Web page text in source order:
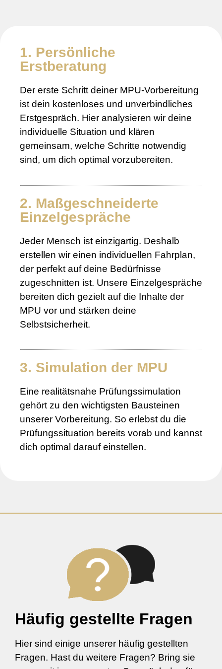
1. Persönliche
Erstberatung
Der erste Schritt deiner MPU-Vorbereitung
ist dein kostenloses und unverbindliches
Erstgespräch. Hier analysieren wir deine
individuelle Situation und klären
gemeinsam, welche Schritte notwendig
sind, um dich optimal vorzubereiten.
2. Maßgeschneiderte
Einzelgespräche
Jeder Mensch ist einzigartig. Deshalb
erstellen wir einen individuellen Fahrplan,
der perfekt auf deine Bedürfnisse
zugeschnitten ist. Unsere Einzelgespräche
bereiten dich gezielt auf die Inhalte der
MPU vor und stärken deine
Selbstsicherheit.
3. Simulation der MPU
Eine realitätsnahe Prüfungssimulation
gehört zu den wichtigsten Bausteinen
unserer Vorbereitung. So erlebst du die
Prüfungssituation bereits vorab und kannst
dich optimal darauf einstellen.
Häufig gestellte Fragen
Hier sind einige unserer häufig gestellten
Fragen. Hast du weitere Fragen? Bring sie